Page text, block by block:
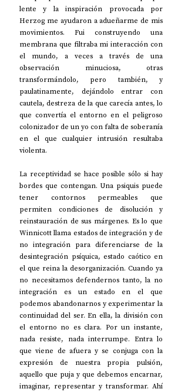
lente y la inspiración provocada por
Herzog me ayudaron a adueñarme de mis
movimientos. Fui construyendo una
membrana que filtraba mi interacción con
el mundo, a veces a través de una
observación minuciosa, otras
transformándolo, pero también, y
paulatinamente, dejándolo entrar con
cautela, destreza de la que carecía antes, lo
que convertía el entorno en el peligroso
colonizador de un yo con falta de soberanía
en el que cualquier intrusión resultaba
violenta.
La receptividad se hace posible sólo si hay
bordes que contengan. Una psiquis puede
tener contornos permeables que
permiten condiciones de disolución y
reinstauración de sus márgenes. Es lo que
Winnicott llama estados de integración y de
no integración para diferenciarse de la
desintegración psíquica, estado caótico en
el que reina la desorganización. Cuando ya
no necesitamos defendernos tanto, la no
integración es un estado en el que
podemos abandonarnos y experimentar la
continuidad del ser. En ella, la división con
el entorno no es clara. Por un instante,
nada resiste, nada interrumpe. Entra lo
que viene de afuera y se conjuga con la
expresión de nuestra propia pulsión,
aquello que puja y que debemos encarnar,
imaginar, representar y transformar. Ahí